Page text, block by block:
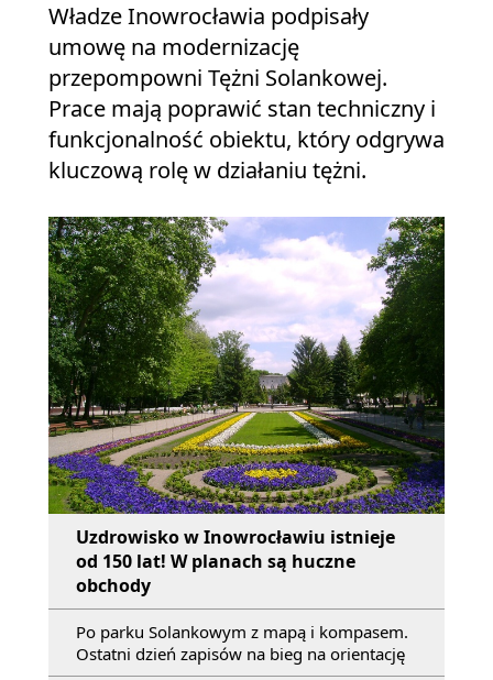
Władze Inowrocławia podpisały
umowę na modernizację
przepompowni Tężni Solankowej.
Prace mają poprawić stan techniczny i
funkcjonalność obiektu, który odgrywa
kluczową rolę w działaniu tężni.
Uzdrowisko w Inowrocławiu istnieje
od 150 lat! W planach są huczne
obchody
Po parku Solankowym z mapą i kompasem.
Ostatni dzień zapisów na bieg na orientację